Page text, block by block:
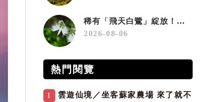
稀有「飛天白鷺」綻放！神戶六甲高山植物園「鷺草」珍貴現身
2026-08-06
熱門閱覽
1
雲遊仙境／坐客蘇家農場 來了就不